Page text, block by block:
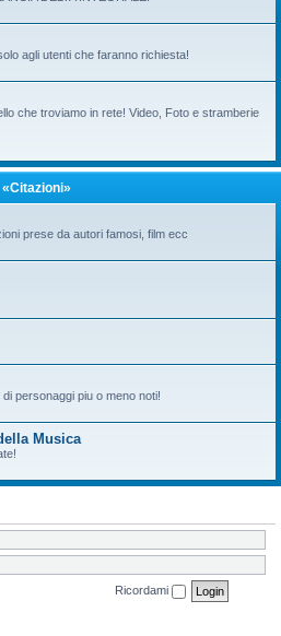
agli utenti che faranno richiesta!
che troviamo in rete! Video, Foto e stramberie
«Citazioni»
prese da autori famosi, film ecc
personaggi piu o meno noti!
Musica
Ricordami